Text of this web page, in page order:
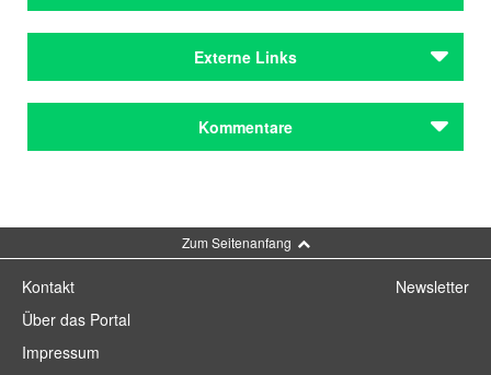
Autoren
Bayerische Akademie der Schönen Künste
München
Externe Links
Zur Homepage der Autorin
Kommentare
Zum Seitenanfang
Kontakt
Über das Portal
Impressum
Newsletter